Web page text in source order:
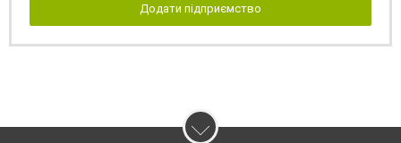
Додати підприємство